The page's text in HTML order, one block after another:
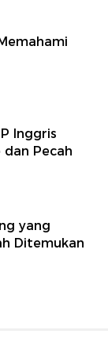
Inggris
dan Pecah
yang
Ditemukan